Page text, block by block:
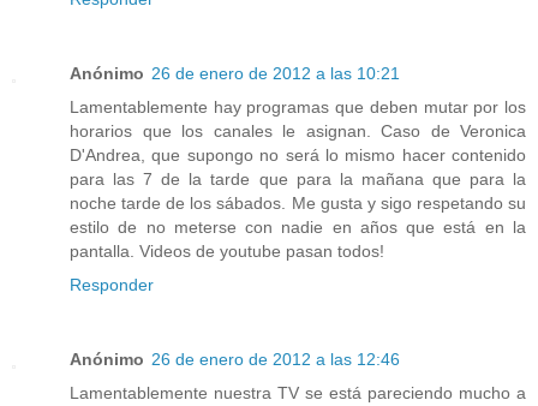
Anónimo 26 de enero de 2012 a las 10:21
Lamentablemente hay programas que deben mutar por los
horarios que los canales le asignan. Caso de Veronica
D'Andrea, que supongo no será lo mismo hacer contenido
para las 7 de la tarde que para la mañana que para la
noche tarde de los sábados. Me gusta y sigo respetando su
estilo de no meterse con nadie en años que está en la
pantalla. Videos de youtube pasan todos!
Responder
Anónimo 26 de enero de 2012 a las 12:46
Lamentablemente nuestra TV se está pareciendo mucho a